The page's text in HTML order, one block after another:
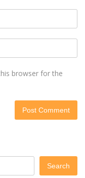
browser for the
Search